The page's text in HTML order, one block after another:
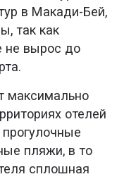
в Макади-Бей,
так как
не вырос до
максимально
отелей
пляжи, в то
сплошная